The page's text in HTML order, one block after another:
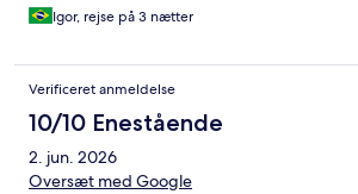
Igor, rejse på 3 nætter
Verificeret anmeldelse
10/10 Enestående
2. jun. 2026
Oversæt med Google